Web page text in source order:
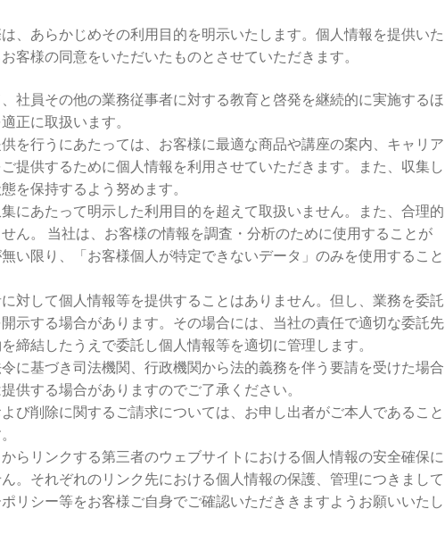
、あらかじめその利用目的を明示いたします。個人情報を提供いた
客様の同意をいただいたものとさせていただきます。
社員その他の業務従事者に対する教育と啓発を継続的に実施するほ
正に取扱います。
を行うにあたっては、お客様に最適な商品や講座の案内、キャリア
提供するために個人情報を利用させていただきます。また、収集し
を保持するよう努めます。
にあたって明示した利用目的を超えて取扱いません。また、合理的
ん。 当社は、お客様の情報を調査・分析のために使用することが
い限り、「お客様個人が特定できないデータ」のみを使用すること
対して個人情報等を提供することはありません。但し、業務を委託
示する場合があります。その場合には、当社の責任で適切な委託先
締結したうえで委託し個人情報等を適切に管理します。
に基づき司法機関、行政機関から法的義務を伴う要請を受けた場合
供する場合がありますのでご了承ください。
び削除に関するご請求については、お申し出者がご本人であること
らリンクする第三者のウェブサイトにおける個人情報の安全確保に
。それぞれのリンク先における個人情報の保護、管理につきまして
リシー等をお客様ご自身でご確認いただききますようお願いいたし